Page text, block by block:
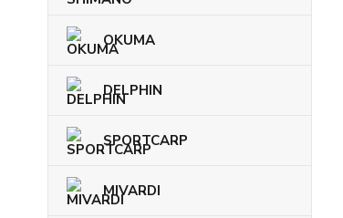
OKUMA
DELPHIN
SPORTCARP
MIVARDI